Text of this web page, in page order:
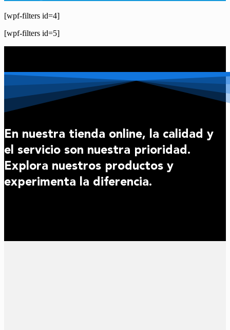
[wpf-filters id=4]
[wpf-filters id=5]
En nuestra tienda online, la calidad y
el servicio son nuestra prioridad.
Explora nuestros productos y
experimenta la diferencia.